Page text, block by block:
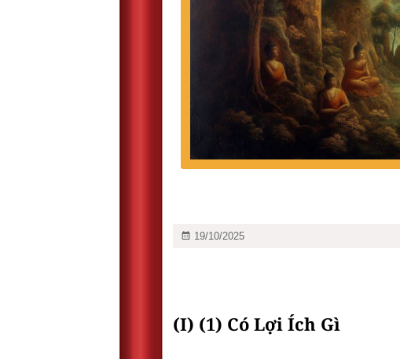
19/10/2025
(I) (1) Có Lợi Ích Gì